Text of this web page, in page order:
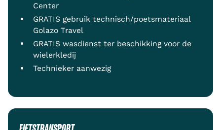
Center
GRATIS gebruik technisch/poetsmateriaal
Golazo Travel
GRATIS wasdienst ter beschikking voor de
wielerkledij
Technieker aanwezig